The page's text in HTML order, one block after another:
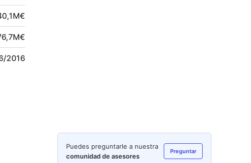
M€
M€
2016
Puedes preguntarle a nuestra
comunidad de asesores
Preguntar